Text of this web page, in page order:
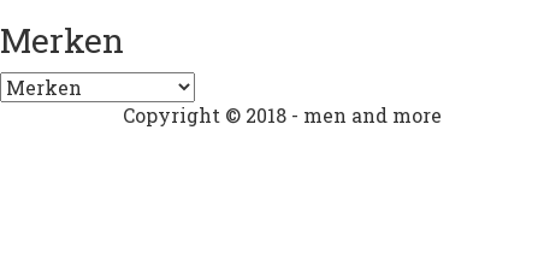
Merken
Copyright © 2018 - men and more